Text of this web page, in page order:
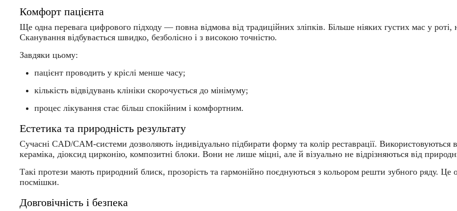
Комфорт пацієнта
Ще одна перевага цифрового підходу — повна відмова від традиційних зліпків. Більше ніяких густих мас у
Сканування відбувається швидко, безболісно і з високою точністю.
Завдяки цьому:
пацієнт проводить у кріслі менше часу;
кількість відвідувань клініки скорочується до мінімуму;
процес лікування стає більш спокійним і комфортним.
Естетика та природність результату
Сучасні CAD/CAM-системи дозволяють індивідуально підбирати форму та колір реставрації. Використовуються
кераміка, діоксид цирконію, композитні блоки. Вони не лише міцні, але й візуально не відрізняються від
Такі протези мають природний блиск, прозорість та гармонійно поєднуються з кольором решти зубного ряду. Це
посмішки.
Довговічність і безпека